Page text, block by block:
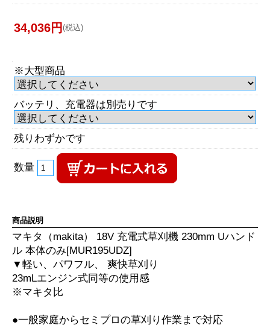
34,036円 (税込)
※大型商品
バッテリ、充電器は別売りです
残りわずかです
数量
商品説明
マキタ（makita） 18V 充電式草刈機 230mm Uハンド
ル 本体のみ[MUR195UDZ]
▼軽い、パワフル、 爽快草刈り
23mLエンジン式同等の使用感
※マキタ比
●一般家庭からセミプロの草刈り作業まで対応